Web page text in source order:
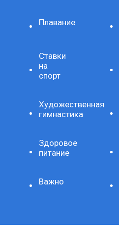
Плавание
Ставки
на
спорт
Художественная
гимнастика
Здоровое
питание
Важно